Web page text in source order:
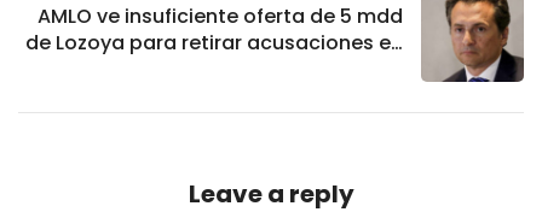
AMLO ve insuficiente oferta de 5 mdd
de Lozoya para retirar acusaciones en
Leave a reply